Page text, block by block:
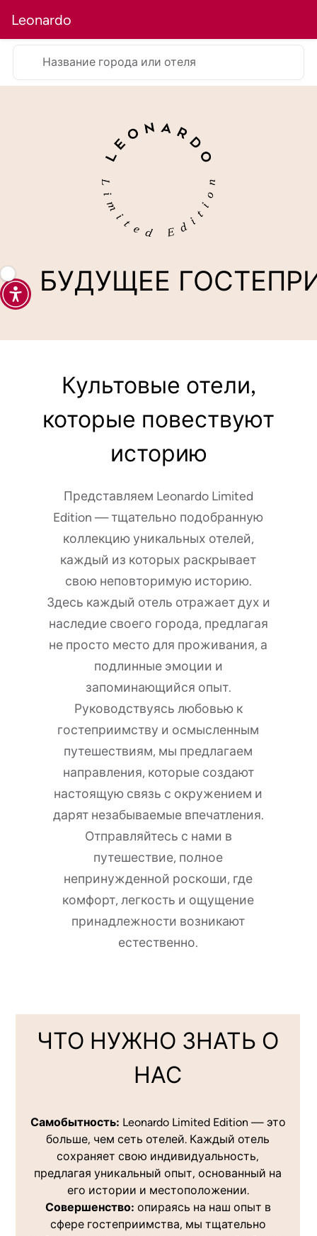
Leonardo
БУДУЩЕЕ
Название города или отеля
Культовые отели,
которые повествуют
историю
Представляем Leonardo Limited
Edition — тщательно подобранную
коллекцию уникальных отелей,
каждый из которых раскрывает
свою неповторимую историю.
Здесь каждый отель отражает дух и
наследие своего города, предлагая
не просто место для проживания, а
подлинные эмоции и
запоминающийся опыт.
Руководствуясь любовью к
гостеприимству и осмысленным
путешествиям, мы предлагаем
направления, которые создают
настоящую связь с окружением и
дарят незабываемые впечатления.
Отправляйтесь с нами в
путешествие, полное
непринужденной роскоши, где
комфорт, легкость и ощущение
принадлежности возникают
естественно.
ЧТО НУЖНО ЗНАТЬ О
НАС
Самобытность: Leonardo Limited Edition — это
больше, чем сеть отелей. Каждый отель
сохраняет свою индивидуальность,
предлагая уникальный опыт, основанный на
его истории и местоположении.
Совершенство: опираясь на наш опыт в
сфере гостеприимства, мы тщательно